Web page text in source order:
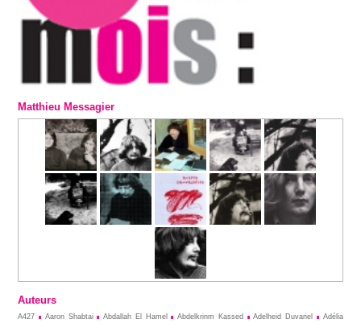
Matthieu Messagier
Auteurs
A427 Aaron Shabtai Abdallah El Hamel Abdelkrinm Kassed Adelheid Duvanel
Adélia